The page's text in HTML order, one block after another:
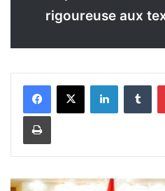
rigoureuse aux
P